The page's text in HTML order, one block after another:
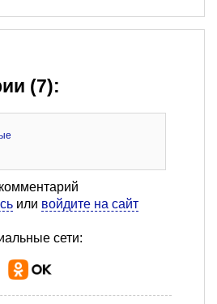
(7):
или войдите на сайт
сети: